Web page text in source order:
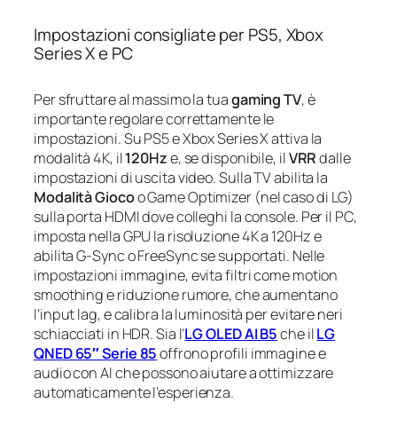
Impostazioni consigliate per PS5, Xbox
Series X e PC
Per sfruttare al massimo la tuagaming TV, è
importante regolare correttamente le
impostazioni. Su PS5 e Xbox Series X attiva la
modalità 4K, il120Hze, se disponibile, ilVRRdalle
impostazioni di uscita video. Sulla TV abilita la
Modalità Giocoo Game Optimizer (nel caso di LG)
sulla porta HDMI dove colleghi la console. Per il PC,
imposta nella GPU la risoluzione 4K a 120Hz e
abilita G-Sync o FreeSync se supportati. Nelle
impostazioni immagine, evita filtri come motion
smoothing e riduzione rumore, che aumentano
l’input lag, e calibra la luminosità per evitare neri
schiacciati in HDR. Sia l’LG OLED AI B5che ilLG
QNED 65″ Serie 85offrono profili immagine e
audio con AI che possono aiutare a ottimizzare
automaticamente l’esperienza.